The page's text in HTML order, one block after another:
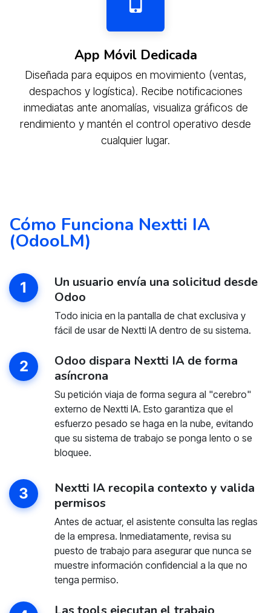
App Móvil Dedicada
Diseñada para equipos en movimiento (ventas,
despachos y logística). Recibe notificaciones
inmediatas ante anomalías, visualiza gráficos de
rendimiento y mantén el control operativo desde
cualquier lugar.
Cómo Funciona Nextti IA
(OdooLM)
1
Un usuario envía una solicitud desde
Odoo
Todo inicia en la pantalla de chat exclusiva y
fácil de usar de Nextti IA dentro de su sistema.
2
Odoo dispara Nextti IA de forma
asíncrona
Su petición viaja de forma segura al "cerebro"
externo de Nextti IA. Esto garantiza que el
esfuerzo pesado se haga en la nube, evitando
que su sistema de trabajo se ponga lento o se
bloquee.
3
Nextti IA recopila contexto y valida
permisos
Antes de actuar, el asistente consulta las reglas
de la empresa. Inmediatamente, revisa su
puesto de trabajo para asegurar que nunca se
muestre información confidencial a la que no
tenga permiso.